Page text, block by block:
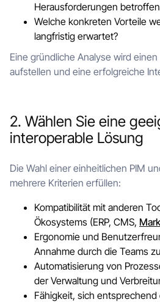
Herausforderungen
Welche konkreten Vorteile
langfristig erwartet?
Eine gründliche Analyse wird einen
aufstellen und eine erfolgreiche
2. Wählen Sie eine
interoperable Lösung
Die Wahl einer einheitlichen PIM
mehrere Kriterien erfüllen:
Kompatibilität mit anderen
Ökosystems (ERP, CMS,
Ergonomie und
Annahme durch die Teams
Automatisierung von
der Verwaltung und
Fähigkeit, sich